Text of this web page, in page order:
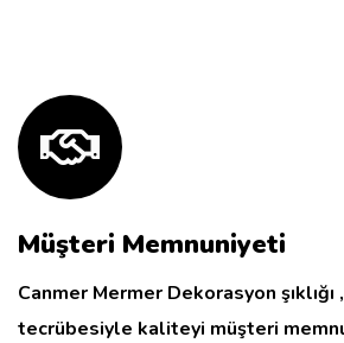
Müşteri Memnuniyeti
Canmer Mermer Dekorasyon şıklığı
tecrübesiyle kaliteyi müşteri